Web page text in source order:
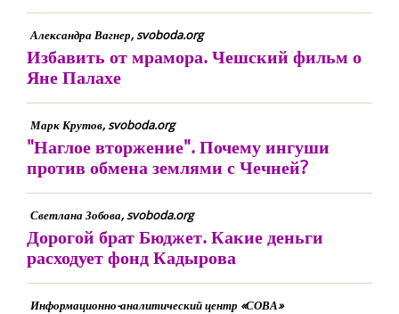
Александра Вагнер, svoboda.org
Избавить от мрамора. Чешский фильм о
Яне Палахе
Марк Крутов, svoboda.org
"Наглое вторжение". Почему ингуши
против обмена землями с Чечней?
Светлана Зобова, svoboda.org
Дорогой брат Бюджет. Какие деньги
расходует фонд Кадырова
Информационно-аналитический центр «СОВА»